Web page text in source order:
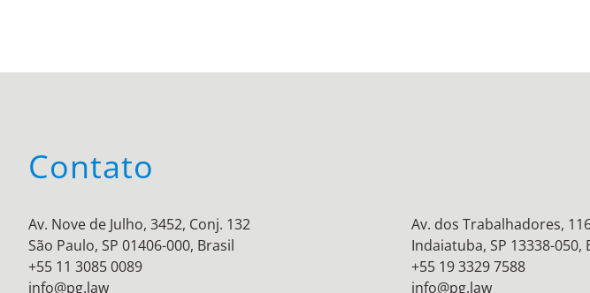
Contato
Av. Nove de Julho, 3452, Conj. 132
São Paulo, SP 01406-000, Brasil
+55 11 3085 0089
info@pg.law
Av. dos Trabalhadores,
Indaiatuba, SP 13338-050,
+55 19 3329 7588
info@pg.law